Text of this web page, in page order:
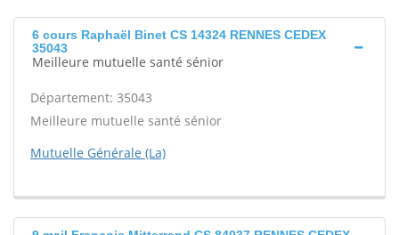
6 cours Raphaël Binet CS 14324 RENNES CEDEX
35043
Meilleure mutuelle santé sénior
Département: 35043
Meilleure mutuelle santé sénior
Mutuelle Générale (La)